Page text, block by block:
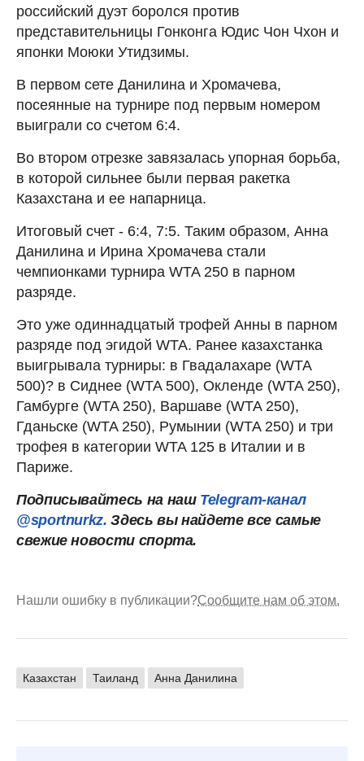
российский дуэт боролся против
представительницы Гонконга Юдис Чон Чхон и
японки Моюки Утидзимы.
В первом сете Данилина и Хромачева,
посеянные на турнире под первым номером
выиграли со счетом 6:4.
Во втором отрезке завязалась упорная борьба,
в которой сильнее были первая ракетка
Казахстана и ее напарница.
Итоговый счет - 6:4, 7:5. Таким образом, Анна
Данилина и Ирина Хромачева стали
чемпионками турнира WTA 250 в парном
разряде.
Это уже одиннадцатый трофей Анны в парном
разряде под эгидой WTA. Ранее казахстанка
выигрывала турниры: в Гвадалахаре (WTA
500)? в Сиднее (WTA 500), Окленде (WTA 250),
Гамбурге (WTA 250), Варшаве (WTA 250),
Гданьске (WTA 250), Румынии (WTA 250) и три
трофея в категории WTA 125 в Италии и в
Париже.
Подписывайтесь на наш Telegram-канал
@sportnurkz. Здесь вы найдете все самые
свежие новости спорта.
Нашли ошибку в публикации?Сообщите нам об этом.
Казахстан Таиланд Анна Данилина